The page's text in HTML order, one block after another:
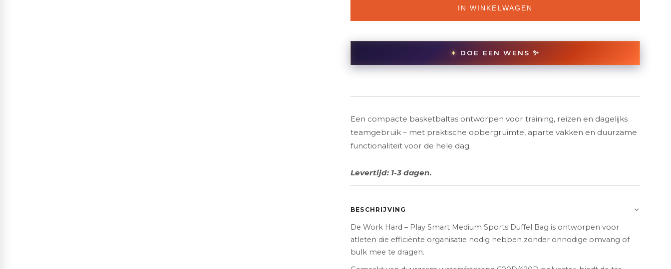
IN WINKELWAGEN
✦ DOE EEN WENS ✨
Een compacte basketbaltas ontworpen voor training, reizen en dagelijks
teamgebruik – met praktische opbergruimte, aparte vakken en duurzame
functionaliteit voor de hele dag.
Levertijd: 1-3 dagen.
BESCHRIJVING
De Work Hard – Play Smart Medium Sports Duffel Bag is ontworpen voor
atleten die efficiënte organisatie nodig hebben zonder onnodige omvang of
bulk mee te dragen.